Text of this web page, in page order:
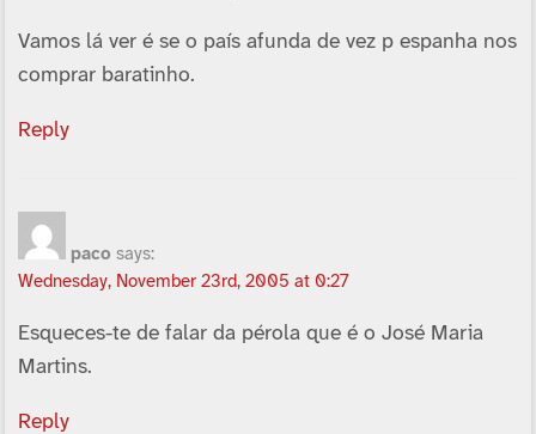
Vamos lá ver é se o paí­s afunda de vez p espanha nos
comprar baratinho.
Reply
paco says:
Wednesday, November 23rd, 2005 at 0:27
Esqueces-te de falar da pérola que é o José Maria
Martins.
Reply